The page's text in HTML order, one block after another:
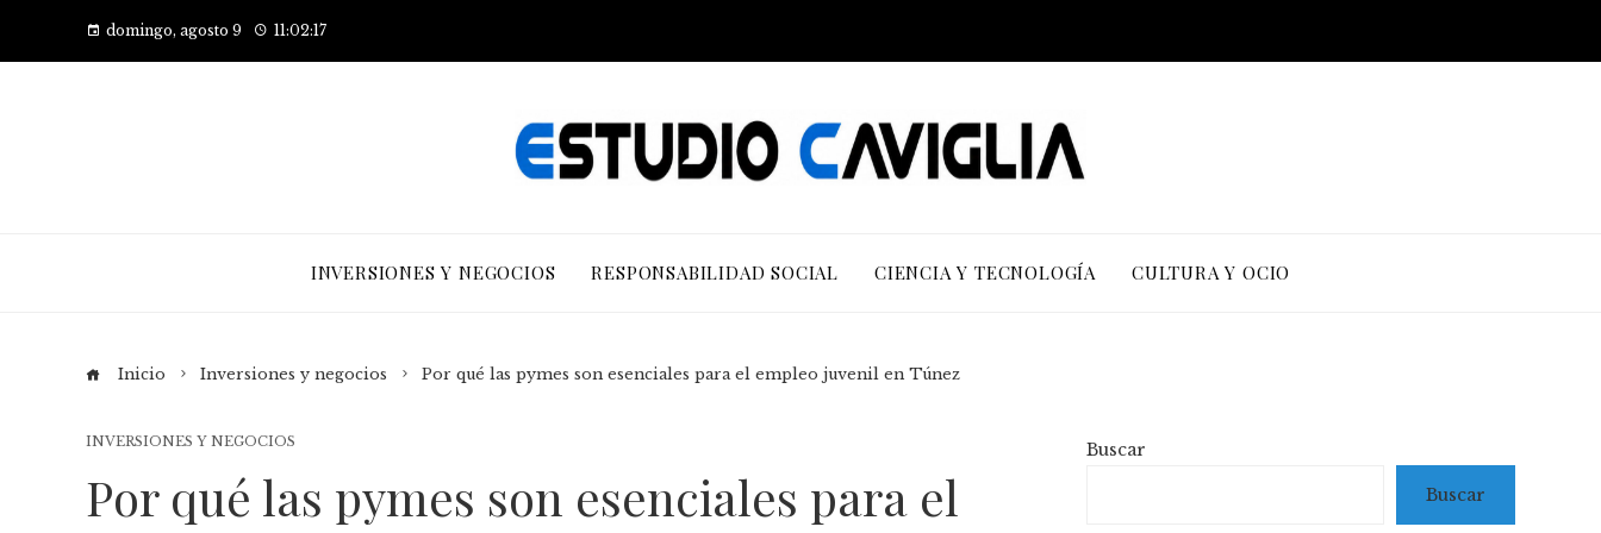
domingo, agosto 9 11:02:18
INVERSIONES Y NEGOCIOS RESPONSABILIDAD SOCIAL CIENCIA Y TECNOLOGÍA CULTURA Y OCIO
Inicio Inversiones y negocios Por qué las pymes son esenciales para el empleo juvenil en Túnez
INVERSIONES Y NEGOCIOS
Por qué las pymes son esenciales para el
Buscar
Buscar